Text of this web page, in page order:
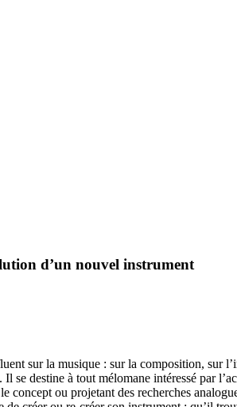
d’un nouvel instrument
sur la musique : sur la composition, sur
destine à tout mélomane intéressé par
concept ou projetant des recherches